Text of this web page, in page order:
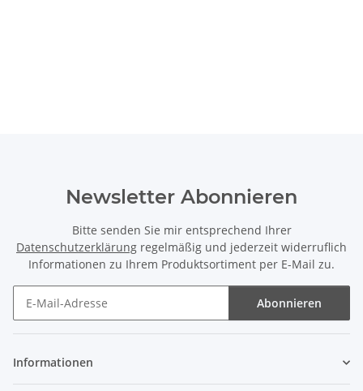
Newsletter Abonnieren
Bitte senden Sie mir entsprechend Ihrer
Datenschutzerklärung regelmäßig und jederzeit widerruflich
Informationen zu Ihrem Produktsortiment per E-Mail zu.
Abonnieren
Informationen